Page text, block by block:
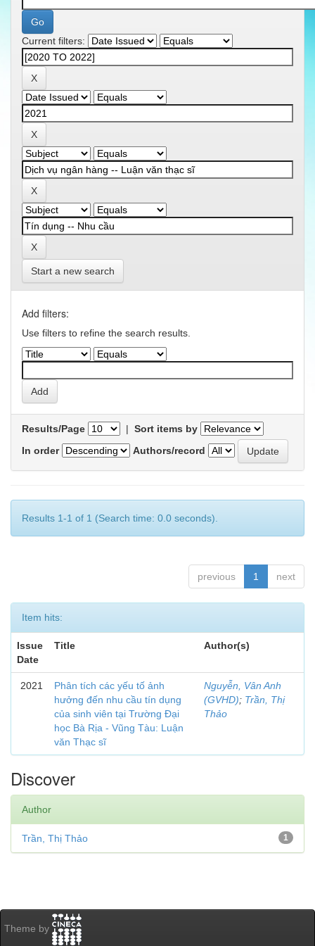
Current filters:
Start a new search
Add filters:
Use filters to refine the search results.
Results/Page | Sort items by
In order
Authors/record
Results 1-1 of 1 (Search time: 0.0 seconds).
previous 1 next
Item hits:
Issue
Date
Title Author(s)
2021
Phân tích các yếu tố ảnh
hưởng đến nhu cầu tín dụng
của sinh viên tại Trường Đại
học Bà Rịa - Vũng Tàu: Luận
văn Thạc sĩ
Nguyễn, Vân Anh
(GVHD); Trần, Thị
Thảo
Discover
Author
1
Trần, Thị Thảo
Theme by